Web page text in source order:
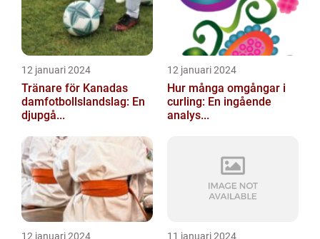
12 januari 2024
Tränare för Kanadas
damfotbollslandslag: En
djupgå...
12 januari 2024
Hur många omgångar i
curling: En ingående
analys...
12 januari 2024 11 januari 2024